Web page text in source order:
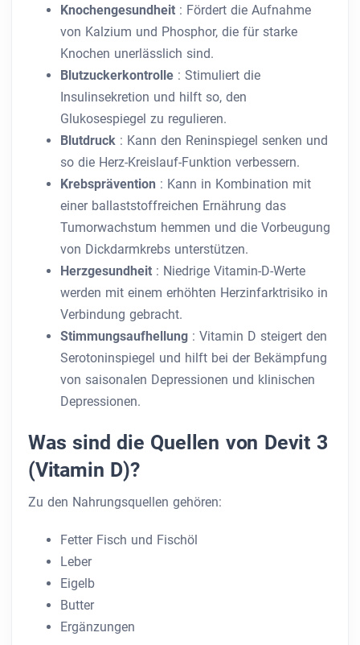
Knochengesundheit : Fördert die Aufnahme
von Kalzium und Phosphor, die für starke
Knochen unerlässlich sind.
Blutzuckerkontrolle : Stimuliert die
Insulinsekretion und hilft so, den
Glukosespiegel zu regulieren.
Blutdruck : Kann den Reninspiegel senken und
so die Herz-Kreislauf-Funktion verbessern.
Krebsprävention : Kann in Kombination mit
einer ballaststoffreichen Ernährung das
Tumorwachstum hemmen und die Vorbeugung
von Dickdarmkrebs unterstützen.
Herzgesundheit : Niedrige Vitamin-D-Werte
werden mit einem erhöhten Herzinfarktrisiko in
Verbindung gebracht.
Stimmungsaufhellung : Vitamin D steigert den
Serotoninspiegel und hilft bei der Bekämpfung
von saisonalen Depressionen und klinischen
Depressionen.
Was sind die Quellen von Devit 3
(Vitamin D)?
Zu den Nahrungsquellen gehören:
Fetter Fisch und Fischöl
Leber
Eigelb
Butter
Ergänzungen